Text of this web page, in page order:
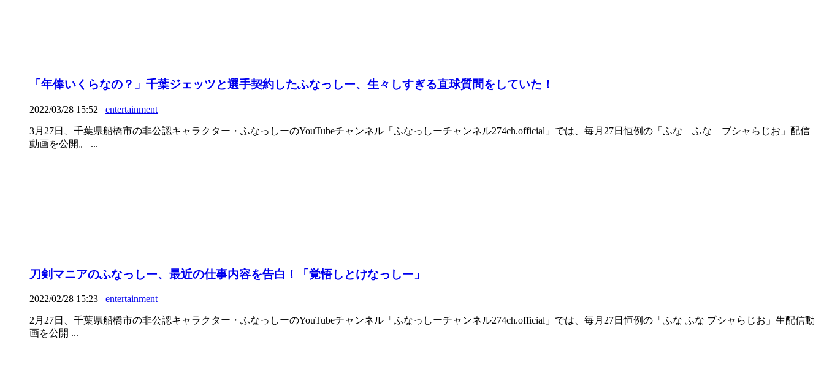
「年俸いくらなの？」千葉ジェッツと選手契約したふなっしー、生々しすぎる直球質問をしていた！
2022/03/28 15:52 entertainment
3月27日、千葉県船橋市の非公認キャラクター・ふなっしーのYouTubeチャンネル「ふなっしーチャンネル274ch.official」では、毎月27日恒例の「ふな ふな ブシャらじお」配信
動画を公開。 ...
刀剣マニアのふなっしー、最近の仕事内容を告白！「覚悟しとけなっしー」
2022/02/28 15:23 entertainment
2月27日、千葉県船橋市の非公認キャラクター・ふなっしーのYouTubeチャンネル「ふなっしーチャンネル274ch.official」では、毎月27日恒例の「ふな ふな ブシャらじお」生配信動
画を公開 ...